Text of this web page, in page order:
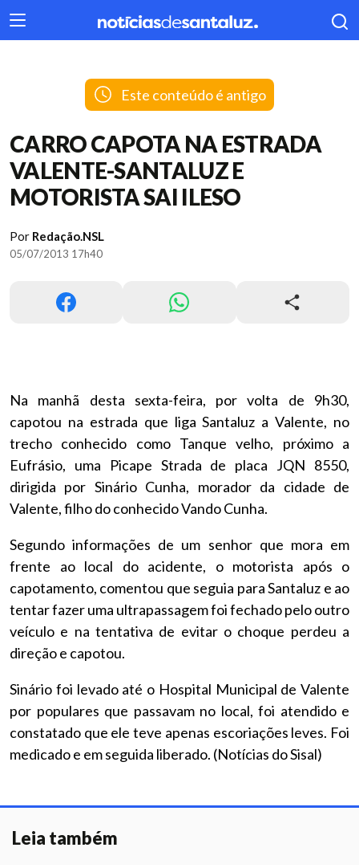
404
Este conteúdo é antigo
CARRO CAPOTA NA ESTRADA
VALENTE-SANTALUZ E
MOTORISTA SAI ILESO
Por Redação.NSL
05/07/2013 17h40
Na manhã desta sexta-feira, por volta de 9h30,
capotou na estrada que liga Santaluz a Valente, no
trecho conhecido como Tanque velho, próximo a
Eufrásio, uma Picape Strada de placa JQN 8550,
dirigida por Sinário Cunha, morador da cidade de
Valente, filho do conhecido Vando Cunha.
Segundo informações de um senhor que mora em
frente ao local do acidente, o motorista após o
capotamento, comentou que seguia para Santaluz e ao
tentar fazer uma ultrapassagem foi fechado pelo outro
veículo e na tentativa de evitar o choque perdeu a
direção e capotou.
Sinário foi levado até o Hospital Municipal de Valente
por populares que passavam no local, foi atendido e
constatado que ele teve apenas escoriações leves. Foi
medicado e em seguida liberado. (Notícias do Sisal)
Leia também